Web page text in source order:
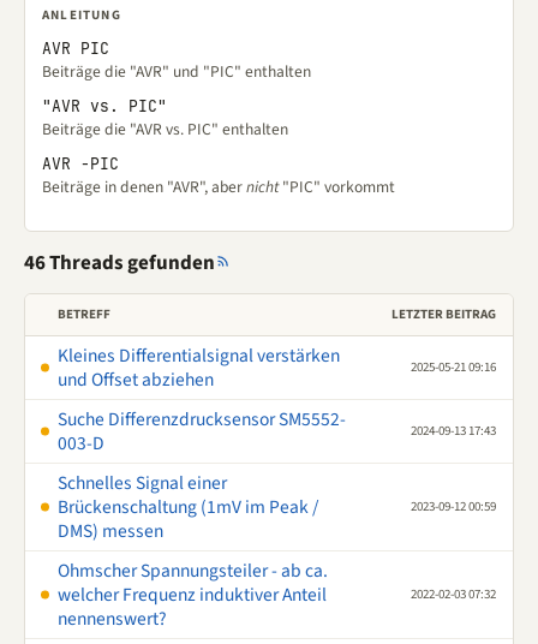
ANLEITUNG
AVR PIC
Beiträge die "AVR" und "PIC" enthalten
"AVR vs. PIC"
Beiträge die "AVR vs. PIC" enthalten
AVR -PIC
Beiträge in denen "AVR", abernicht"PIC" vorkommt
46 Threads gefunden
BETREFF LETZTER BEITRAG
Kleines Differentialsignal verstärken
und Offset abziehen
2025-05-21 09:16
Suche Differenzdrucksensor SM5552-
003-D
2024-09-13 17:43
Schnelles Signal einer
Brückenschaltung (1mV im Peak /
DMS) messen
2023-09-12 00:59
Ohmscher Spannungsteiler - ab ca.
welcher Frequenz induktiver Anteil
nennenswert?
2022-02-03 07:32